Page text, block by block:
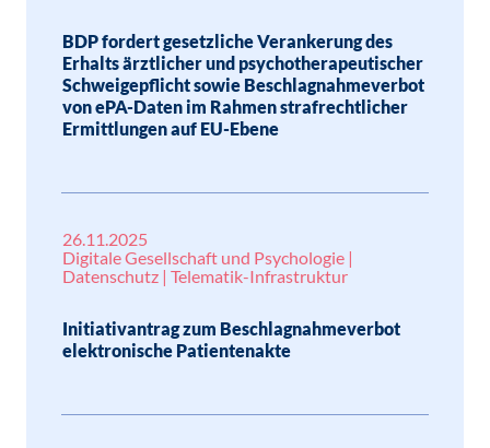
BDP fordert gesetzliche Verankerung des
Erhalts ärztlicher und psychotherapeutischer
Schweigepflicht sowie Beschlagnahmeverbot
von ePA-Daten im Rahmen strafrechtlicher
Ermittlungen auf EU-Ebene
26.11.2025
Digitale Gesellschaft und Psychologie |
Datenschutz | Telematik-Infrastruktur
Initiativantrag zum Beschlagnahmeverbot
elektronische Patientenakte